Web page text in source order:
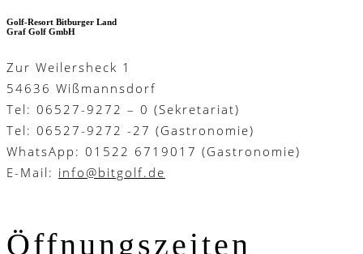
Golf-Resort Bitburger Land
Graf Golf GmbH
Zur Weilersheck 1
54636 Wißmannsdorf
Tel: 06527-9272 – 0 (Sekretariat)
Tel: 06527-9272 -27 (Gastronomie)
WhatsApp: 01522 6719017 (Gastronomie)
E-Mail: info@bitgolf.de
Öffnungszeiten